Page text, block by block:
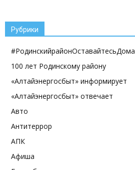
Рубрики
#РодинскийрайонОставайтесьДома
100 лет Родинскому району
«Алтайэнергосбыт» информирует
«Алтайэнергосбыт» отвечает
Авто
Антитеррор
АПК
Афиша